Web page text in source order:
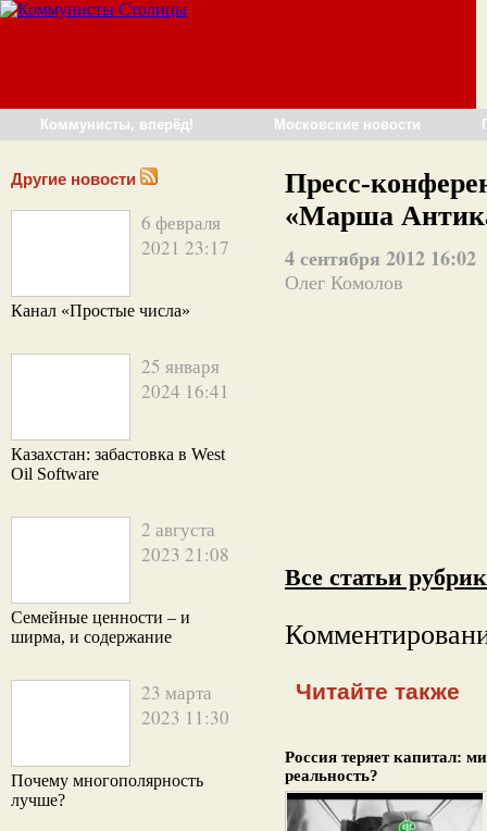
Коммунисты, вперёд! Московские новости
Другие новости
6 февраля
2021 23:17
Канал «Простые числа»
25 января
2024 16:41
Казахстан: забастовка в West
Oil Software
2 августа
2023 21:08
Семейные ценности – и
ширма, и содержание
23 марта
2023 11:30
Почему многополярность
лучше?
Пресс-
«Марша
4 сентября 2012 16:02
Олег Комолов
Все статьи
Читайте также
Россия теряет капитал:
реальность?